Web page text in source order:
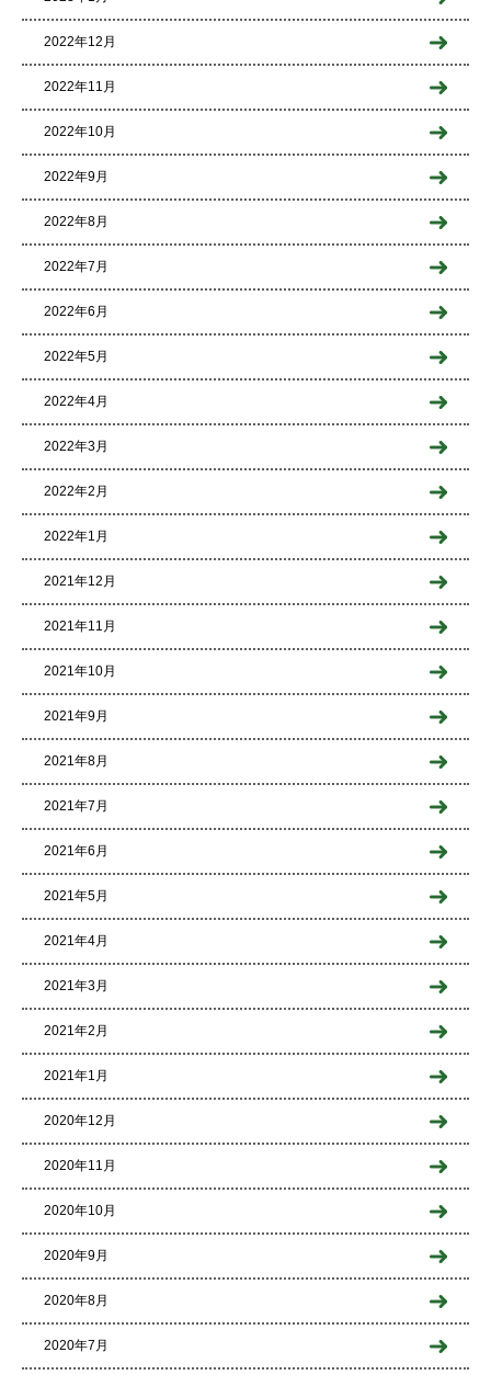
2022年12月
2022年11月
2022年10月
2022年9月
2022年8月
2022年7月
2022年6月
2022年5月
2022年4月
2022年3月
2022年2月
2022年1月
2021年12月
2021年11月
2021年10月
2021年9月
2021年8月
2021年7月
2021年6月
2021年5月
2021年4月
2021年3月
2021年2月
2021年1月
2020年12月
2020年11月
2020年10月
2020年9月
2020年8月
2020年7月